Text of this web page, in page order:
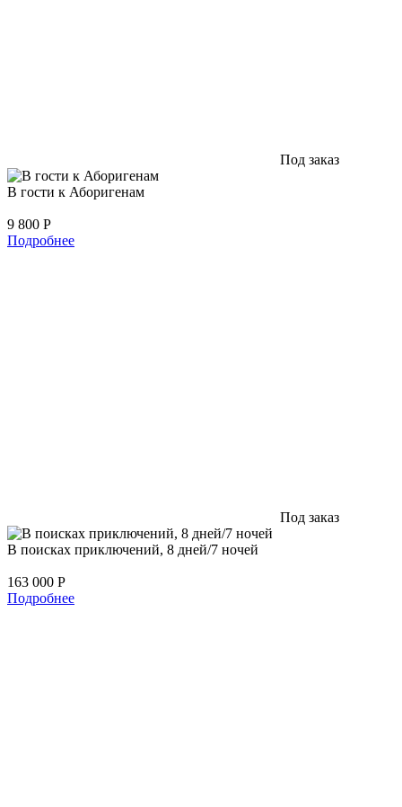
Под заказ
В гости к Аборигенам
9 800 Р
Подробнее
Под заказ
В поисках приключений, 8 дней/7 ночей
163 000 Р
Подробнее